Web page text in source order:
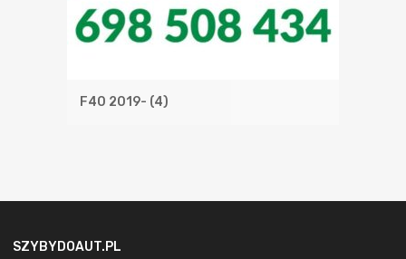
F40 2019- (4)
SZYBYDOAUT.PL